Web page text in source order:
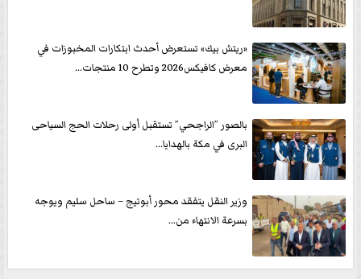
«ريتش بيك» تستعرض أحدث ابتكارات المخبوزات في
معرض كافيكس2026 وتطرح 10 منتجات...
بالصور ”الراجحي” تستقبل أولى رحلات الحج السياحى
البرى في مكة بالهدايا...
وزير النقل يتفقد محور أبوتيج – ساحل سليم ويوجه
بسرعة الانتهاء من...